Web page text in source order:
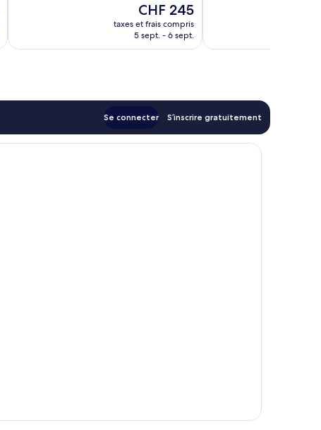
Le
nouveau
prix
CHF 245
taxes et frais compris
5 sept. - 6 sept.
Se connecter S’inscrire gratuitement